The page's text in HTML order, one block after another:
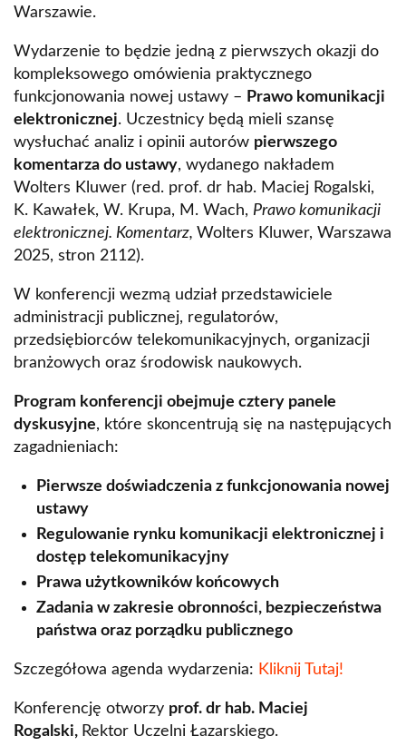
Warszawie.
Wydarzenie to będzie jedną z pierwszych okazji do
kompleksowego omówienia praktycznego
funkcjonowania nowej ustawy – Prawo komunikacji
elektronicznej. Uczestnicy będą mieli szansę
wysłuchać analiz i opinii autorów pierwszego
komentarza do ustawy, wydanego nakładem
Wolters Kluwer (red. prof. dr hab. Maciej Rogalski,
K. Kawałek, W. Krupa, M. Wach, Prawo komunikacji
elektronicznej. Komentarz, Wolters Kluwer, Warszawa
2025, stron 2112).
W konferencji wezmą udział przedstawiciele
administracji publicznej, regulatorów,
przedsiębiorców telekomunikacyjnych, organizacji
branżowych oraz środowisk naukowych.
Program konferencji obejmuje cztery panele
dyskusyjne, które skoncentrują się na następujących
zagadnieniach:
Pierwsze doświadczenia z funkcjonowania nowej
ustawy
Regulowanie rynku komunikacji elektronicznej i
dostęp telekomunikacyjny
Prawa użytkowników końcowych
Zadania w zakresie obronności, bezpieczeństwa
państwa oraz porządku publicznego
Szczegółowa agenda wydarzenia: Kliknij Tutaj!
Konferencję otworzy prof. dr hab. Maciej
Rogalski, Rektor Uczelni Łazarskiego.